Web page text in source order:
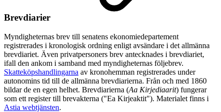
Brevdiarier
Myndigheternas brev till senatens ekonomiedepartement
registrerades i kronologisk ordning enligt avsändare i det allmänna
brevdiariet. Även privatpersoners brev antecknades i brevdiariet,
ifall den ankom i samband med myndigheternas följebrev.
Skatteköpshandlingarna av kronohemman registrerades under
autonomins tid till de allmänna brevdiarierna. Från och med 1860
bildar de en egen helhet. Brevdiarierna (Aa Kirjediaarit) fungerar
som ett register till brevakterna ("Ea Kirjeaktit"). Materialet finns i
Astia webtjänsten.